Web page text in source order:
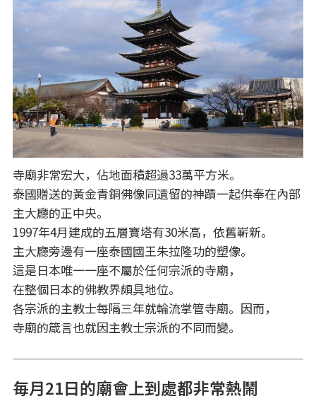
寺廟非常宏大，佔地面積超過33萬平方米。
泰國贈送的黃金青銅佛像同遺留的神蹟一起供奉在內部
主大廳的正中央。
1997年4月建成的五層寶塔有30米高，依舊嶄新。
主大廳旁邊有一座泰國國王朱拉隆功的塑像。
這是日本唯一一座不屬於任何宗派的寺廟，
在整個日本的佛教界頗具地位。
各宗派的主教士每隔三年就輪流掌管寺廟。因而，
寺廟的箴言也就因主教士宗派的不同而變。
毎月21日的廟會上到處都非常熱鬧